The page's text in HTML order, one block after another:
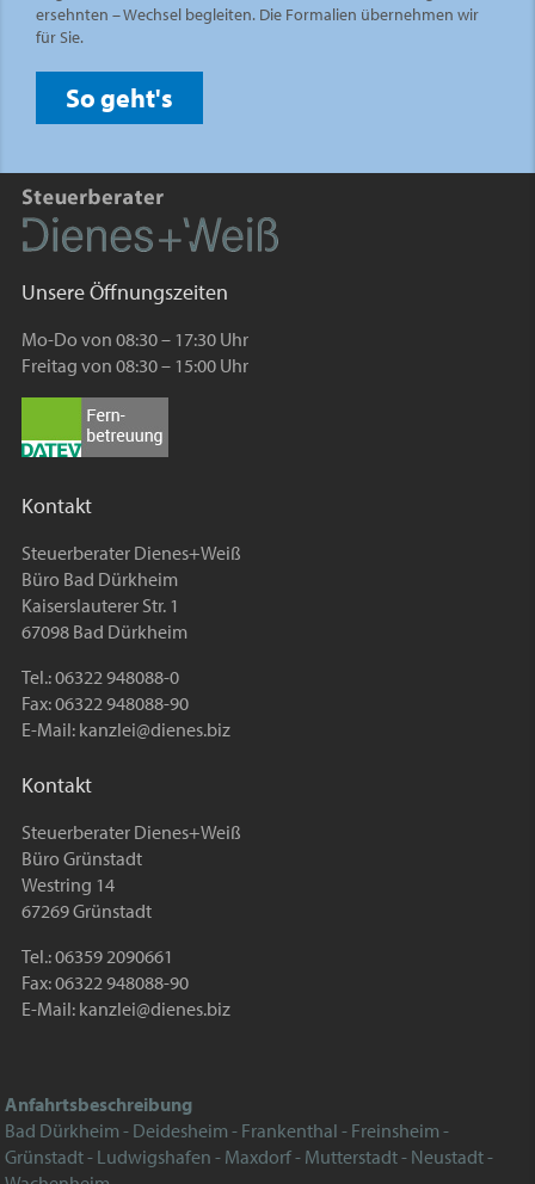
ersehnten – Wechsel begleiten. Die Formalien übernehmen wir
für Sie.
So geht's
Unsere Öffnungszeiten
Mo-Do von 08:30 – 17:30 Uhr
Freitag von 08:30 – 15:00 Uhr
Kontakt
Steuerberater Dienes+Weiß
Büro Bad Dürkheim
Kaiserslauterer Str. 1
67098 Bad Dürkheim
Tel.: 06322 948088-0
Fax: 06322 948088-90
E-Mail: kanzlei@dienes.biz
Kontakt
Steuerberater Dienes+Weiß
Büro Grünstadt
Westring 14
67269 Grünstadt
Tel.: 06359 2090661
Fax: 06322 948088-90
E-Mail: kanzlei@dienes.biz
Anfahrtsbeschreibung
Bad Dürkheim - Deidesheim - Frankenthal - Freinsheim -
Grünstadt - Ludwigshafen - Maxdorf - Mutterstadt - Neustadt -